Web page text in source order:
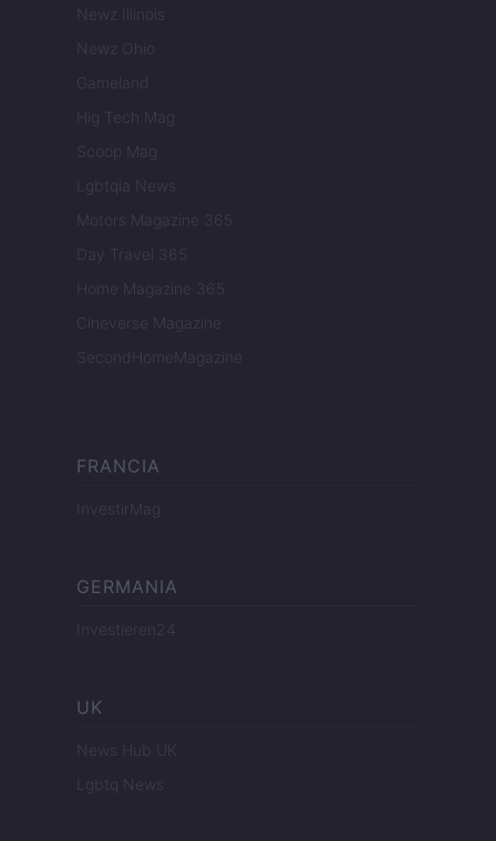
Newz Illinois
Newz Ohio
Gameland
Hig Tech Mag
Scoop Mag
Lgbtqia News
Motors Magazine 365
Day Travel 365
Home Magazine 365
Cineverse Magazine
SecondHomeMagazine
FRANCIA
InvestirMag
GERMANIA
Investieren24
UK
News Hub UK
Lgbtq News